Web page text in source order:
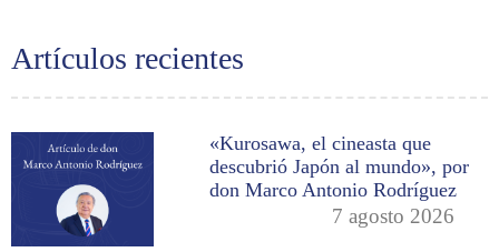
Artículos recientes
«Kurosawa, el cineasta que
descubrió Japón al mundo», por
don Marco Antonio Rodríguez
7 agosto 2026